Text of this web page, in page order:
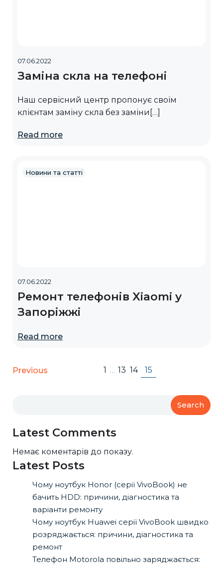
07.06.2022
Заміна скла на телефоні
Наш сервісний центр пропонує своїм
клієнтам заміну скла без заміни[…]
Read more
Новини та статті
07.06.2022
Ремонт телефонів Xiaomi у
Запоріжжі
Read more
Previous 1 13 14 15
Search
Latest Comments
Немає коментарів до показу.
Latest Posts
Чому ноутбук Honor (серії VivoBook) не
бачить HDD: причини, діагностика та
варіанти ремонту
Чому ноутбук Huawei серії VivoBook швидко
розряджається: причини, діагностика та
ремонт
Телефон Motorola повільно заряджається: